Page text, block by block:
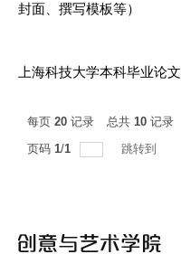
封面、撰写模板等）​
上海科技大学本科毕业论
每页 20 记录 总共 10 记录
页码 1/1 跳转到